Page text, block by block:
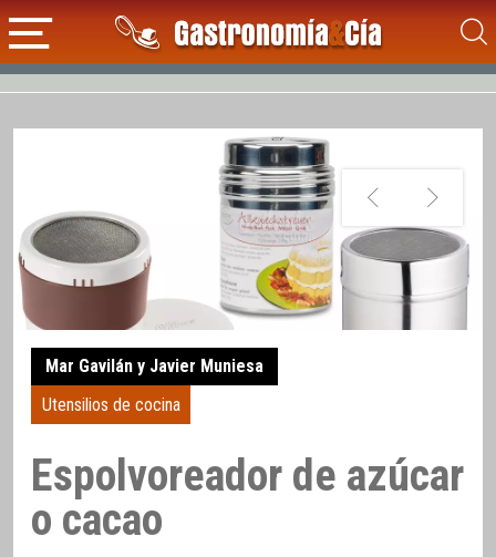
Mar Gavilán y Javier Muniesa
Utensilios de cocina
Espolvoreador de azúcar
o cacao